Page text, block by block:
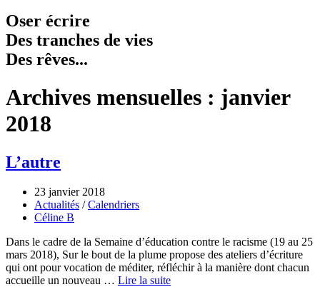
Oser écrire
Des tranches de vies
Des rêves...
Archives mensuelles : janvier
2018
L’autre
23 janvier 2018
Actualités /Calendriers
Céline B
Dans le cadre de la Semaine d’éducation contre le racisme (19 au 25
mars 2018), Sur le bout de la plume propose des ateliers d’écriture
qui ont pour vocation de méditer, réfléchir à la manière dont chacun
accueille un nouveau … Lire la suite